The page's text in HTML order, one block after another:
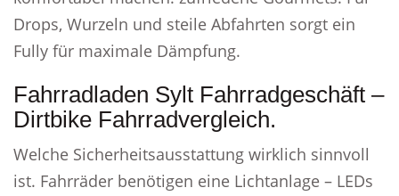
Drops, Wurzeln und steile Abfahrten sorgt ein
Fully für maximale Dämpfung.
Fahrradladen Sylt Fahrradgeschäft –
Dirtbike Fahrradvergleich.
Welche Sicherheitsausstattung wirklich sinnvoll
ist. Fahrräder benötigen eine Lichtanlage – LEDs